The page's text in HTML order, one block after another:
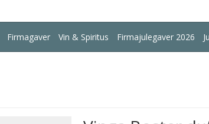
Firmagaver Vin & Spiritus Firmajulegaver 2026